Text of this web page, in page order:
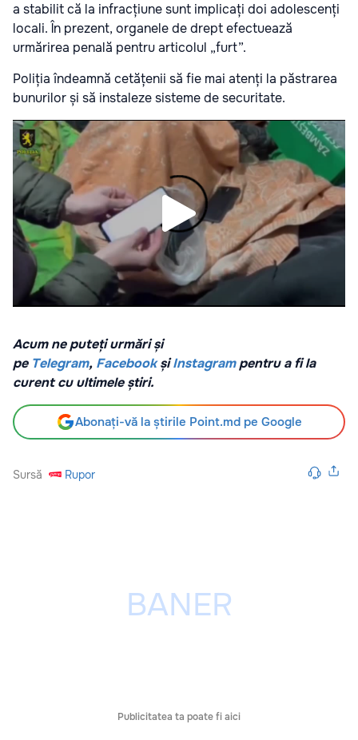
a stabilit că la infracțiune sunt implicați doi adolescenți
locali. În prezent, organele de drept efectuează
urmărirea penală pentru articolul „furt”.
Poliția îndeamnă cetățenii să fie mai atenți la păstrarea
bunurilor și să instaleze sisteme de securitate.
Acum ne puteți urmări și
pe Telegram, Facebook șiInstagrampentru a fi la
curent cu ultimele știri.
Abonați-vă la știrile Point.md pe Google
Sursă Rupor
Publicitatea ta poate fi aici